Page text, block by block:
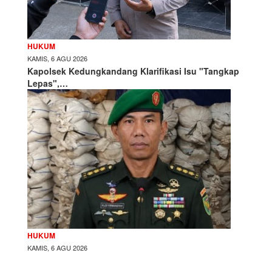
HUKUM
KAMIS, 6 AGU 2026
Kapolsek Kedungkandang Klarifikasi Isu "Tangkap
Lepas",…
HUKUM
KAMIS, 6 AGU 2026